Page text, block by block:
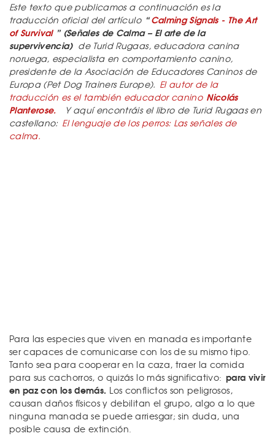
Este texto que publicamos a continuación es la
traducción oficial del artículo “Calming Signals - The Art
of Survival ” (Señales de Calma – El arte de la
supervivencia) de Turid Rugaas, educadora canina
noruega, especialista en comportamiento canino,
presidente de la Asociación de Educadores Caninos de
Europa (Pet Dog Trainers Europe). El autor de la
traducción es el también educador canino Nicolás
Planterose.
Y aquí encontráis el libro de Turid Rugaas en
castellano: El lenguaje de los perros: Las señales de
calma.
Para las especies que viven en manada es importante
ser capaces de comunicarse con los de su mismo tipo.
Tanto sea para cooperar en la caza, traer la comida
para sus cachorros, o quizás lo más significativo: para vivir
en paz con los demás. Los conflictos son peligrosos,
causan daños físicos y debilitan el grupo, algo a lo que
ninguna manada se puede arriesgar; sin duda, una
posible causa de extinción.